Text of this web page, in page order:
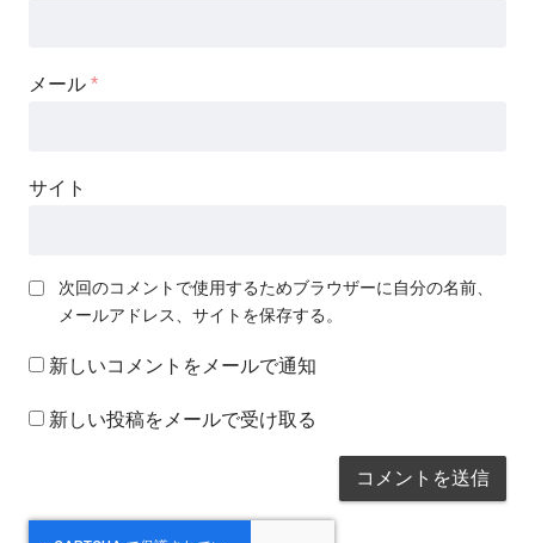
メール *
サイト
次回のコメントで使用するためブラウザーに自分の名前、
メールアドレス、サイトを保存する。
新しいコメントをメールで通知
新しい投稿をメールで受け取る